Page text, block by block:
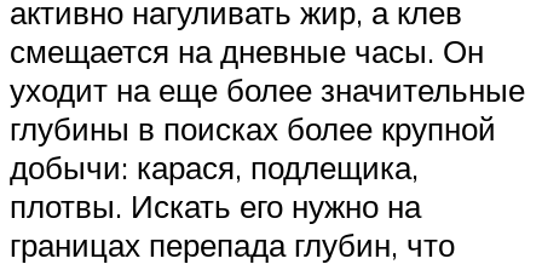
активно нагуливать жир, а клев
смещается на дневные часы. Он
уходит на еще более значительные
глубины в поисках более крупной
добычи: карася, подлещика,
плотвы. Искать его нужно на
границах перепада глубин, что